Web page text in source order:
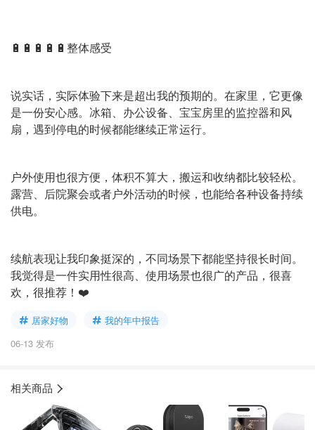
🔋🔋🔋🔋🔋整体感受
说实话，实际体验下来是超出我的预期的。在家里，它更像
是一份安心感。冰箱、办公设备、宝宝房里的监控器和风
扇，遇到停电的时候都能继续正常运行。
户外使用也很方便，体积不算大，搬运和收纳都比较轻松。
露营、后院聚会或者户外活动的时候，也能给各种设备持续
供电。
续航表现让我印象挺深的，不同场景下都能坚持很长时间。
我觉得是一件实用性很高、使用场景也很广的产品，很喜
欢，很推荐！❤️
居家好物
我的年中报告
06-13 发布
相关商品